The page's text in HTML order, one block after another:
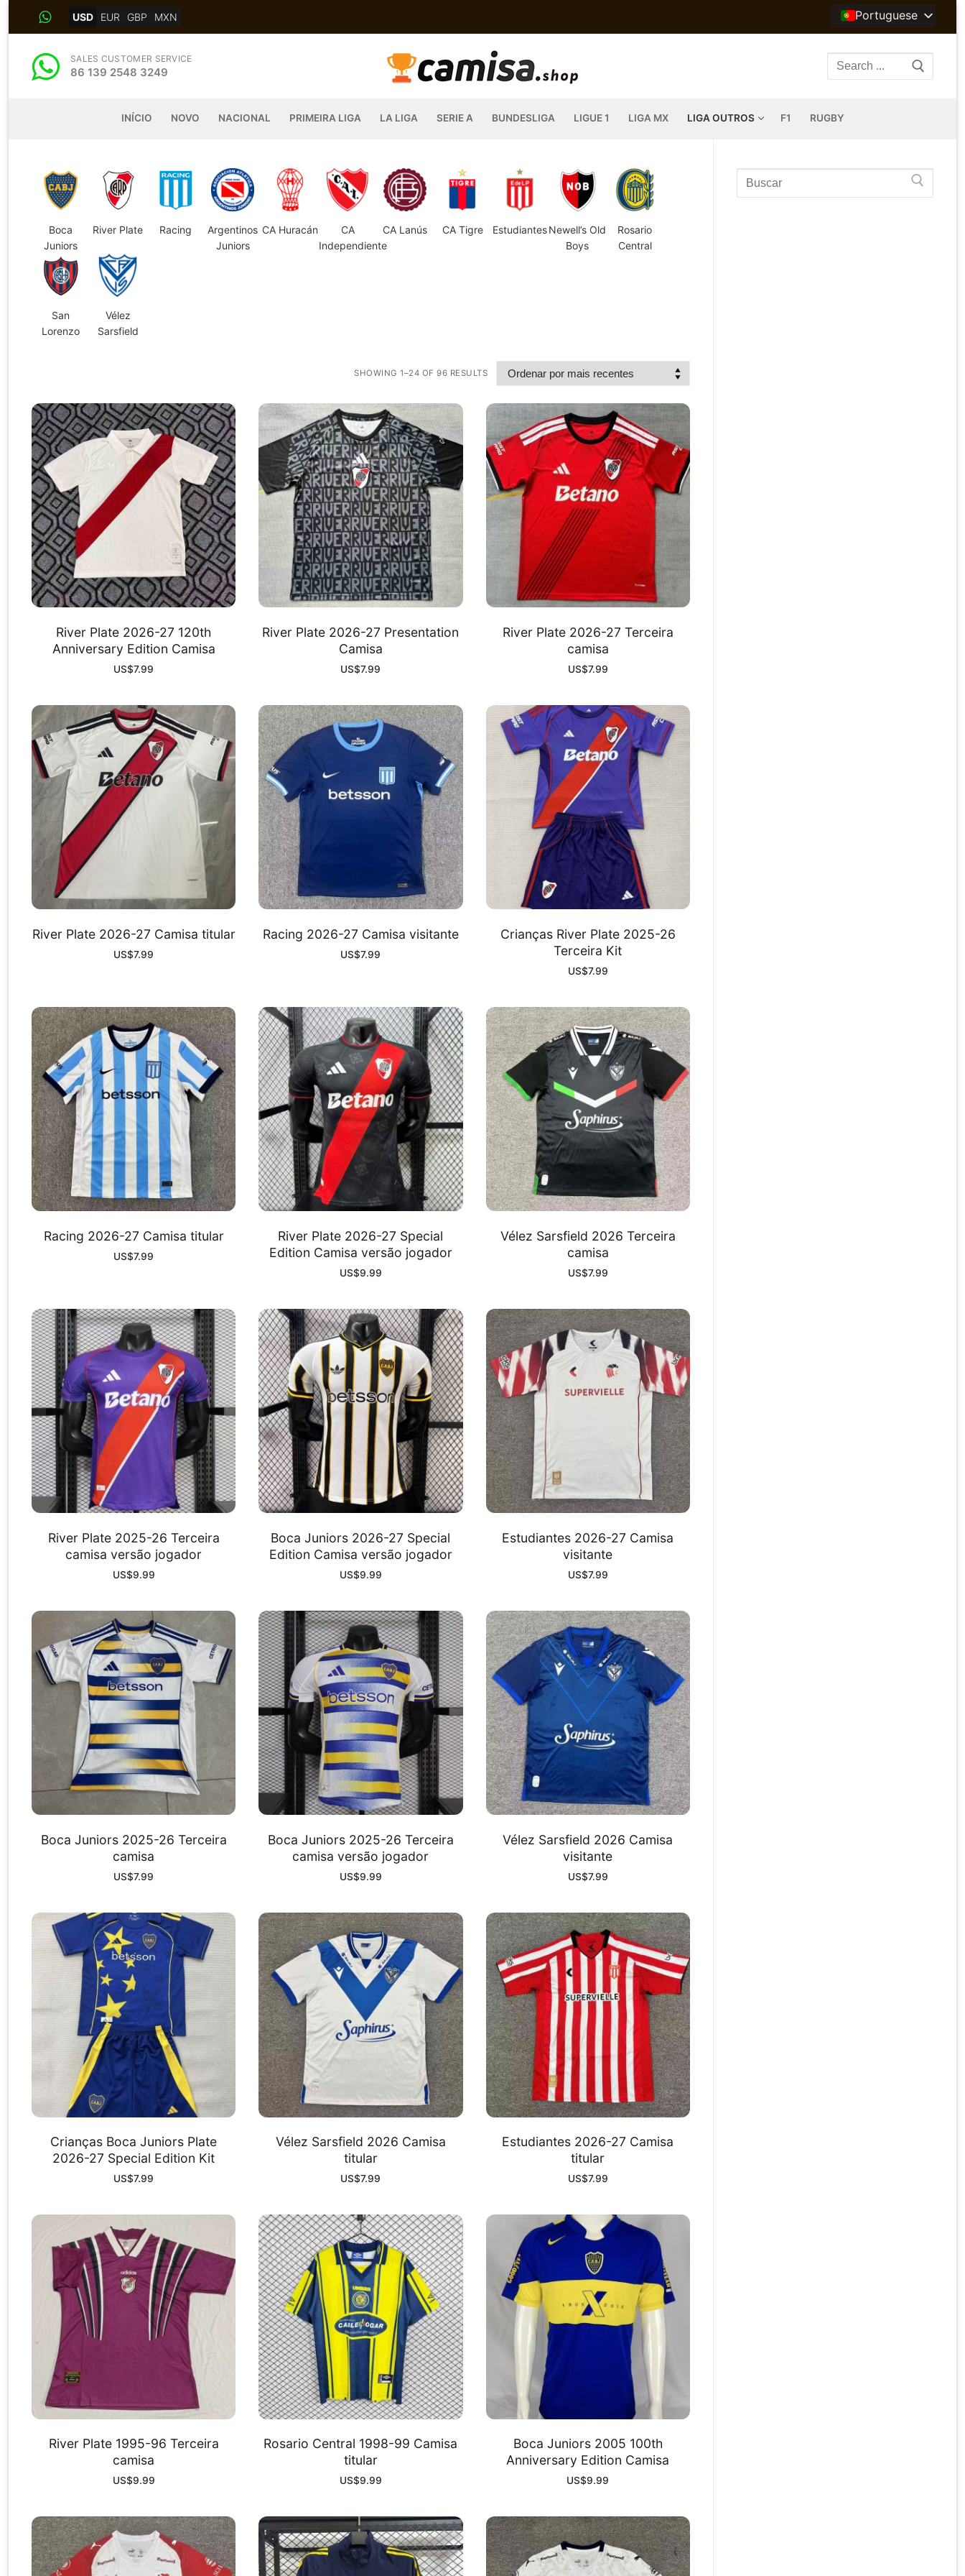
USD EUR GBP MXN Portuguese
SALES CUSTOMER SERVICE
86 139 2548 3249
Search
INÍCIO NOVO NACIONAL PRIMEIRA LIGA LA LIGA SERIE A BUNDESLIGA LIGUE 1 LIGA MX LIGA OUTROS F1 RUGBY
Boca
Juniors
River Plate Racing
Argentinos
Juniors
CA Huracán
CA
Independiente
CA Lanús CA Tigre EstudiantesNewell’s Old
Boys
Rosario
Central
San
Lorenzo
Vélez
Sarsfield
SHOWING 1–24 OF 96 RESULTS
River Plate 2026-27 120th
Anniversary Edition Camisa
US$7.99
River Plate 2026-27 Presentation
Camisa
US$7.99
River Plate 2026-27 Terceira
camisa
US$7.99
River Plate 2026-27 Camisa titular
US$7.99
Racing 2026-27 Camisa visitante
US$7.99
Crianças River Plate 2025-26
Terceira Kit
US$7.99
Racing 2026-27 Camisa titular
US$7.99
River Plate 2026-27 Special
Edition Camisa versão jogador
US$9.99
Vélez Sarsfield 2026 Terceira
camisa
US$7.99
River Plate 2025-26 Terceira
camisa versão jogador
US$9.99
Boca Juniors 2026-27 Special
Edition Camisa versão jogador
US$9.99
Estudiantes 2026-27 Camisa
visitante
US$7.99
Boca Juniors 2025-26 Terceira
camisa
US$7.99
Boca Juniors 2025-26 Terceira
camisa versão jogador
US$9.99
Vélez Sarsfield 2026 Camisa
visitante
US$7.99
Crianças Boca Juniors Plate
2026-27 Special Edition Kit
US$7.99
Vélez Sarsfield 2026 Camisa
titular
US$7.99
Estudiantes 2026-27 Camisa
titular
US$7.99
River Plate 1995-96 Terceira
camisa
US$9.99
Rosario Central 1998-99 Camisa
titular
US$9.99
Boca Juniors 2005 100th
Anniversary Edition Camisa
US$9.99
Search
for: